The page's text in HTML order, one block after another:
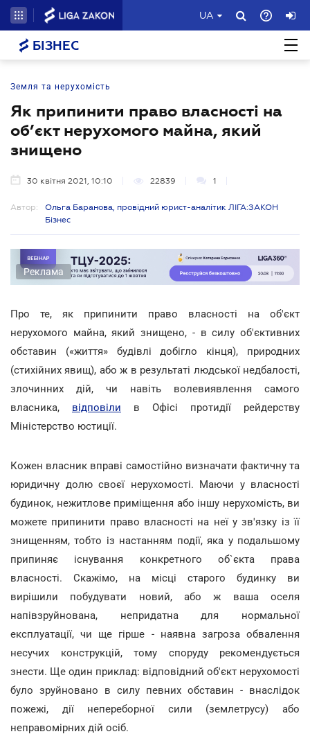
UA
БІЗНЕС
Земля та нерухомість
Як припинити право власності на
об’єкт нерухомого майна, який
знищено
30 квітня 2021, 10:10 22839 1
Автор:
Ольга Баранова, провідний юрист-аналітик ЛІГА:ЗАКОН
Бізнес
Реклама
Про те, як припинити право власності на об'єкт
нерухомого майна, який знищено, - в силу об'єктивних
обставин («життя» будівлі добігло кінця), природних
(стихійних явищ), або ж в результаті людської недбалості,
злочинних дій, чи навіть волевиявлення самого
власника, відповіли в Офісі протидії рейдерству
Міністерство юстиції.
Кожен власник вправі самостійно визначати фактичну та
юридичну долю своєї нерухомості. Маючи у власності
будинок, нежитлове приміщення або іншу нерухомість, ви
можете припинити право власності на неї у зв'язку із її
знищенням, тобто із настанням події, яка у подальшому
припиняє існування конкретного об`єкта права
власності. Скажімо, на місці старого будинку ви
вирішили побудувати новий, або ж ваша оселя
напівзруйнована, непридатна для нормальної
експлуатації, чи ще гірше - наявна загроза обвалення
несучих конструкцій, тому споруду рекомендується
знести. Ще один приклад: відповідний об'єкт нерухомості
було зруйновано в силу певних обставин - внаслідок
пожежі, дії непереборної сили (землетрусу) або
неправомірних дій осіб.